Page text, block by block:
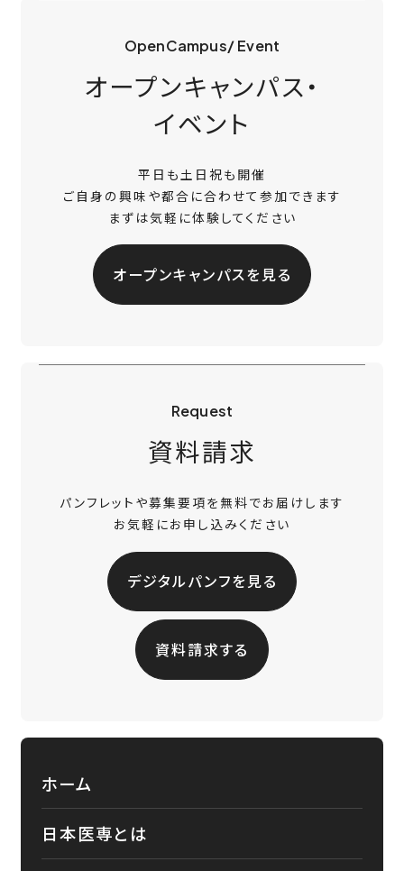
OpenCampus/ Event
オープンキャンパス・
イベント
平日も土日祝も開催
ご自身の興味や都合に合わせて参加できます
まずは気軽に体験してください
オープンキャンパスを見る
Request
資料請求
パンフレットや募集要項を無料でお届けします
お気軽にお申し込みください
デジタルパンフを見る
資料請求する
ホーム
日本医専とは